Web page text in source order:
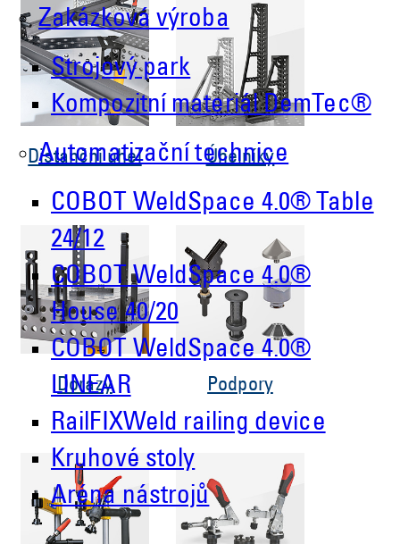
Zakázková výroba
Strojový park
Kompozitní materiál DemTec®
Automatizační technice
COBOT WeldSpace 4.0® Table
24/12
COBOT WeldSpace 4.0®
House 40/20
COBOT WeldSpace 4.0®
LINEAR
RailFIXWeld railing device
Kruhové stoly
Aréna nástrojů
Distanční úhel Úhelníky
Dorazy Podpory